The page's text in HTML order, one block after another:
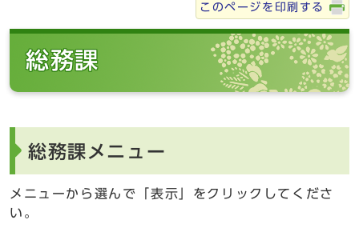
このページを印刷する
総務課
総務課メニュー
メニューから選んで「表示」をクリックしてくださ
い。